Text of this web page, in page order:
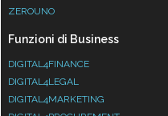
ZEROUNO
Funzioni di Business
DIGITAL4FINANCE
DIGITAL4LEGAL
DIGITAL4MARKETING